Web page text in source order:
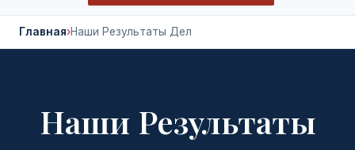
Главная›Наши Результаты Дел
Наши Результаты